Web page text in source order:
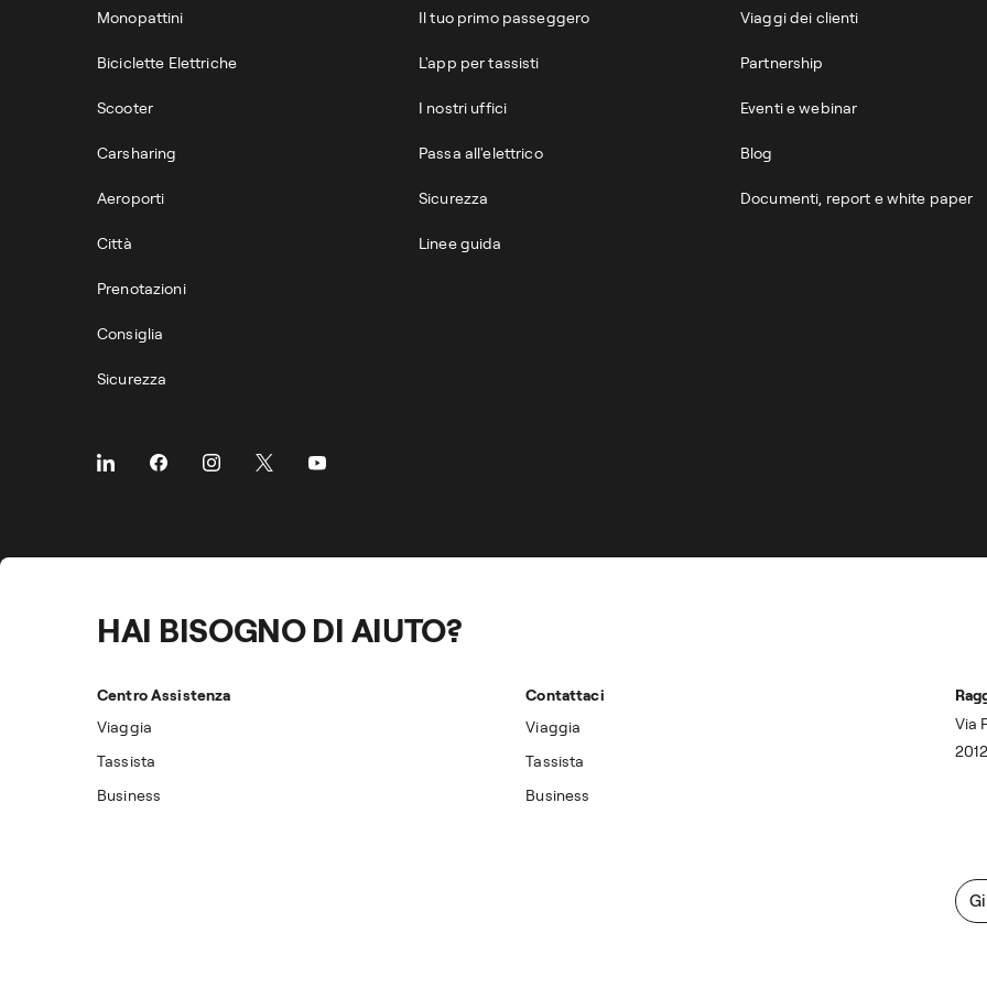
Monopattini
Biciclette Elettriche
Scooter
Carsharing
Aeroporti
Città
Prenotazioni
Consiglia
Sicurezza
Il tuo primo passeggero
L'app per tassisti
I nostri uffici
Passa all'elettrico
Sicurezza
Linee guida
Viaggi dei clienti
Partnership
Eventi e webinar
Blog
Documenti, report e white paper
HAI BISOGNO DI AIUTO?
Centro Assistenza
Viaggia
Tassista
Business
Contattaci
Viaggia
Tassista
Business
Via